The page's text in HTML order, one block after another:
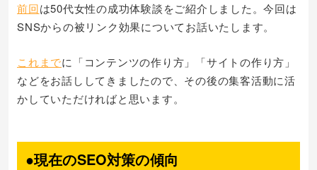
前回は50代女性の成功体験談をご紹介しました。今回は
SNSからの被リンク効果についてお話いたします。
これまでに「コンテンツの作り方」「サイトの作り方」
などをお話ししてきましたので、その後の集客活動に活
かしていただければと思います。
●現在のSEO対策の傾向